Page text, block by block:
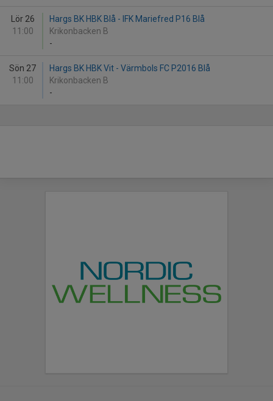
Lör 26
11:00
Hargs BK HBK Blå - IFK Mariefred P16 Blå
Krikonbacken B
-
Sön 27
11:00
Hargs BK HBK Vit - Värmbols FC P2016 Blå
Krikonbacken B
-